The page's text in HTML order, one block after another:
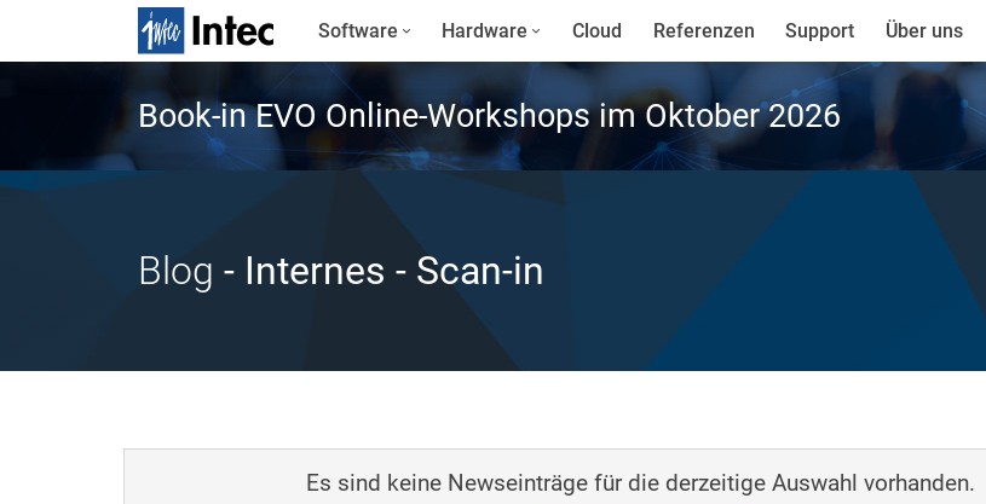
Software Hardware Cloud Referenzen Support Über uns
Book-in EVO Online-Workshops im Oktober 2026
Blog - Internes - Scan-in
Es sind keine Newseinträge für die derzeitige Auswahl vorhanden.